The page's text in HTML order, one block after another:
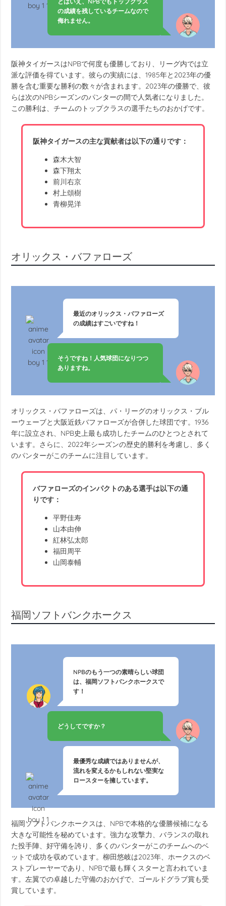
の成績を残しているチームなので
侮れません。
阪神タイガースはNPBで何度も優勝しており、リーグ内では立
派な評価を得ています。彼らの実績には、1985年と2023年の優
勝を含む重要な勝利の数々が含まれます。2023年の優勝で、彼
らは次のNPBシーズンのパンターの間で人気者になりました。
この勝利は、チームのトップクラスの選手たちのおかげです。
阪神タイガースの主な貢献者は以下の通りです：
森木大智
森下翔太
前川右京
村上頌樹
青柳晃洋
オリックス・バファローズ
最近のオリックス・バファローズ
の成績はすごいですね！
そうですね！人気球団になりつつ
ありますね。
オリックス・バファローズは、パ・リーグのオリックス・ブル
ーウェーブと大阪近鉄バファローズが合併した球団です。1936
年に設立され、NPB史上最も成功したチームのひとつとされて
います。さらに、2022年シーズンの歴史的勝利を考慮し、多く
のパンターがこのチームに注目しています。
バファローズのインパクトのある選手は以下の通
りです：
平野佳寿
山本由伸
紅林弘太郎
福田周平
山岡泰輔
福岡ソフトバンクホークス
NPBのもう一つの素晴らしい球団
は、福岡ソフトバンクホークスで
す！
どうしてですか？
最優秀な成績ではありませんが、
流れを変えるかもしれない堅実な
ロースターを擁しています。
福岡ソフトバンクホークスは、NPBで本格的な優勝候補になる
大きな可能性を秘めています。強力な攻撃力、バランスの取れ
た投手陣、好守備を誇り、多くのパンターがこのチームへのベ
ットで成功を収めています。柳田悠岐は2023年、ホークスのベ
ストプレーヤーであり、NPBで最も輝くスターと言われていま
す。左翼での卓越した守備のおかげで、ゴールドグラブ賞も受
賞しています。